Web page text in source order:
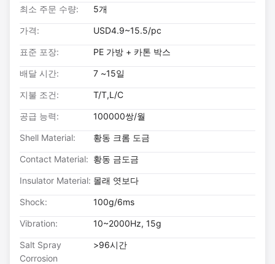
최소 주문 수량: 5개
가격: USD4.9~15.5/pc
표준 포장: PE 가방 + 카톤 박스
배달 시간: 7 ~15일
지불 조건: T/T,L/C
공급 능력: 100000쌍/월
Shell Material: 황동 크롬 도금
Contact Material: 황동 금도금
Insulator Material: 몰래 엿보다
Shock: 100g/6ms
Vibration: 10~2000Hz, 15g
Salt Spray
Corrosion
>96시간